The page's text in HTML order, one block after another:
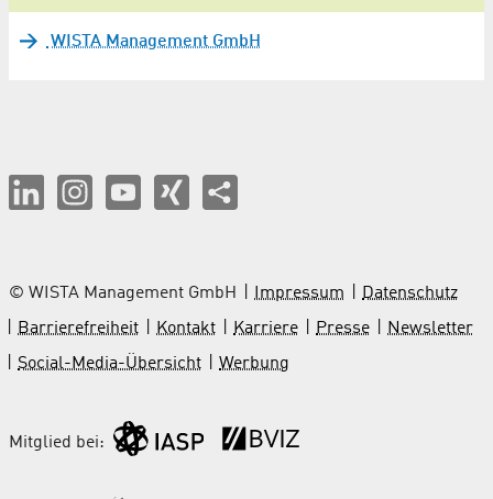
WISTA Management GmbH
© WISTA Management GmbH Impressum
Datenschutz
Barrierefreiheit
Kontakt Karriere Presse
Newsletter
Social-Media-Übersicht
Werbung
Mitglied bei: